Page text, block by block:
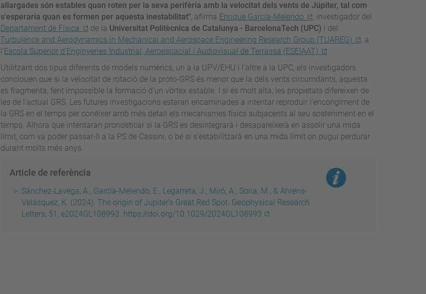
allargades són estables quan roten per la seva perifèria amb la velocitat dels vents de Júpiter, tal com
s'esperaria quan es formen per aquesta inestabilitat", afirma Enrique García-Melendo
, investigador del
Departament de Física
de la Universitat Politècnica de Catalunya - BarcelonaTech (UPC) i del
Turbulence and Aerodynamics in Mechanical and Aerospace Engineering Research Group (TUAREG)
, a
l’Escola Superior d’Enginyeries Industrial, Aeroespacial i Audiovisual de Terrassa (ESEIAAT)
.
Utilitzant dos tipus diferents de models numèrics, un a la UPV/EHU i l'altre a la UPC, els investigadors
conclouen que si la velocitat de rotació de la proto-GRS és menor que la dels vents circumdants, aquesta
es fragmenta, fent impossible la formació d’un vòrtex estable.
I si és molt alta, les propietats difereixen de
les de l'actual GRS. Les futures investigacions estaran encaminades a intentar reproduir l'encongiment de
la GRS en el temps per conèixer amb més detall els mecanismes físics subjacents al seu sosteniment en el
temps. Alhora que intentaran pronosticar si la GRS es desintegrarà i desapareixerà en assolir una mida
límit, com va poder passar-li a la PS de Cassini, o bé si s'estabilitzarà en una mida límit on pugui perdurar
durant molts més anys.
Article de referència
Sánchez-Lavega, A., García-Melendo, E., Legarreta, J., Miró, A., Soria, M., & Ahrens-
Velásquez, K. (2024). The origin of Jupiter's Great Red Spot. Geophysical Research
Letters, 51, e2024GL108993. https://doi.org/10.1029/2024GL108993